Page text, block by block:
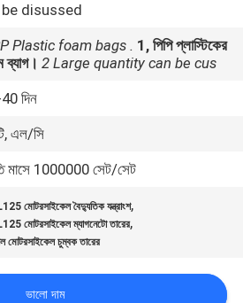
disussed
Plastic foam bags . 1, পিপি প্লাস্টিকের
ব্যাগ। 2 Large quantity can be cus
দিন
এল/সি
মাসে 1000000 সেট/সেট
মোটরসাইকেল বৈদ্যুতিক যন্ত্রাংশ,
মোটরসাইকেল ম্যাগনেটো তারের,
মোটরসাইকেল চুম্বক তারের
ভালো দাম